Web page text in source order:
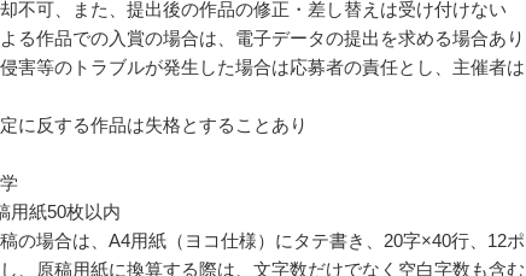
不可、また、提出後の作品の修正・差し替えは受け付けない
る作品での入賞の場合は、電子データの提出を求める場合あり
害等のトラブルが発生した場合は応募者の責任とし、主催者は
に反する作品は失格とすることあり
用紙50枚以内
の場合は、A4用紙（ヨコ仕様）にタテ書き、20字×40行、12ポ
、原稿用紙に換算する際は、文字数だけでなく空白字数も含む